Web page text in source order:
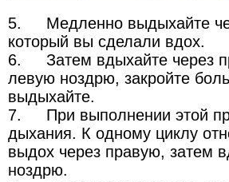
5.
Медленно выдыхайте
который вы сделали вдох.
6.
Затем вдыхайте через
левую ноздрю, закройте
выдыхайте.
7.
При выполнении этой
дыхания. К одному циклу
выдох через правую, затем
ноздрю.